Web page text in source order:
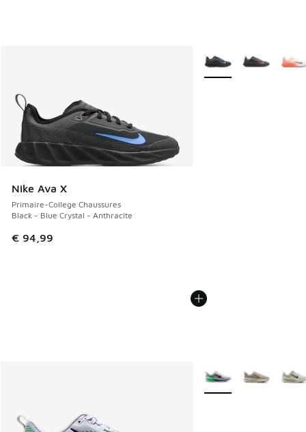
Nike Ava X
Primaire-College Chaussures
Black - Blue Crystal - Anthracite
€ 94,99
Plus de couleurs
Plus de couleurs